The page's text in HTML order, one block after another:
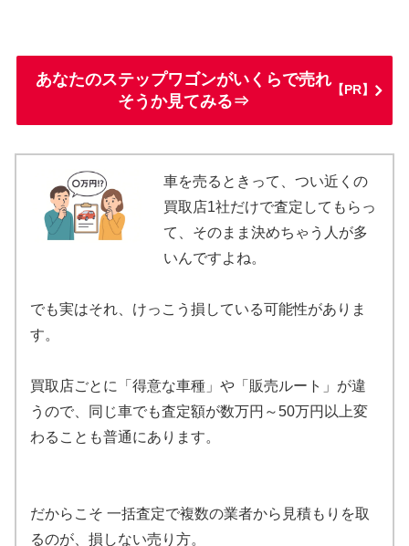
あなたのステップワゴンがいくらで売れ
そうか見てみる⇒
【PR】
車を売るときって、つい近くの
買取店1社だけで査定してもらっ
て、そのまま決めちゃう人が多
いんですよね。
でも実はそれ、けっこう損している可能性がありま
す。
買取店ごとに「得意な車種」や「販売ルート」が違
うので、同じ車でも査定額が数万円～50万円以上変
わることも普通にあります。
だからこそ 一括査定で複数の業者から見積もりを取
るのが、損しない売り方。